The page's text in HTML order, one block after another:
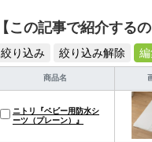
【この記事で紹介する
絞り込み 絞り込み解除
商品名
ニトリ『ベビー用防水シ
ーツ（プレーン）』